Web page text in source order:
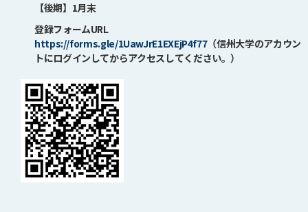
【後期】1月末
登録フォームURL
https://forms.gle/1UawJrE1EXEjP4f77（信州大学のアカウン
トにログインしてからアクセスしてください。）